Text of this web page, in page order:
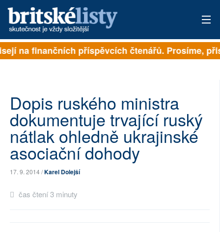
PŘIHLÁSIT
ARCHIV
ROZHOVORY
TÉMATA
na finančních příspěvcích čtenářů. Prosíme,
Dopis ruského ministra
dokumentuje trvající ruský
nátlak ohledně ukrajinské
asociační dohody
17. 9. 2014 /Karel Dolejší
čas čtení 3 minuty